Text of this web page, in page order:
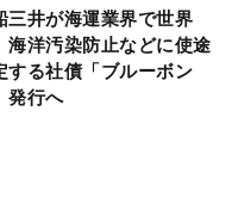
三井が海運業界で世界
海洋汚染防止などに使途
する社債「ブルーボン
発行へ